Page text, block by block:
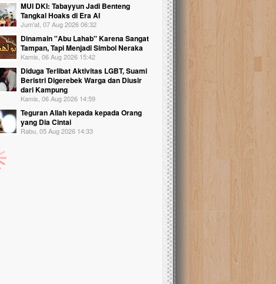
MUI DKI: Tabayyun Jadi Benteng
Tangkal Hoaks di Era AI
Jum'at, 07 Aug 2026 06:32
Dinamain ''Abu Lahab'' Karena Sangat
Tampan, Tapi Menjadi Simbol Neraka
Kamis, 06 Aug 2026 15:42
Diduga Terlibat Aktivitas LGBT, Suami
Beristri Digerebek Warga dan Diusir
dari Kampung
Kamis, 06 Aug 2026 14:59
Teguran Allah kepada kepada Orang
yang Dia Cintai
Rabu, 05 Aug 2026 14:33